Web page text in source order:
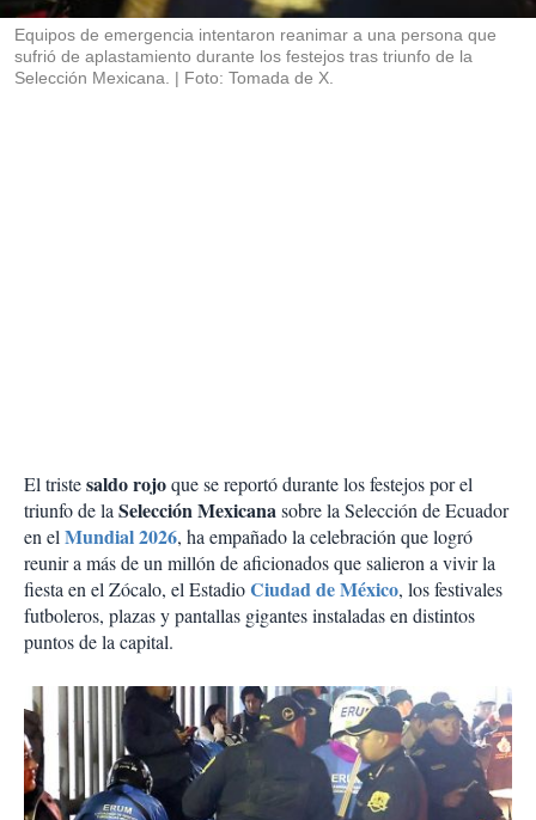
r
Equipos de emergencia intentaron reanimar a una persona que
sufrió de aplastamiento durante los festejos tras triunfo de la
Selección Mexicana.
Foto: Tomada de X.
El tristesaldo rojoque se reportó durante los festejos por el
triunfo de laSelección Mexicanasobre la Selección de Ecuador
en elMundial 2026, ha empañado la celebración que logró
reunir a más de un millón de aficionados que salieron a vivir la
fiesta en el Zócalo, el EstadioCiudad de México, los festivales
futboleros, plazas y pantallas gigantes instaladas en distintos
puntos de la capital.